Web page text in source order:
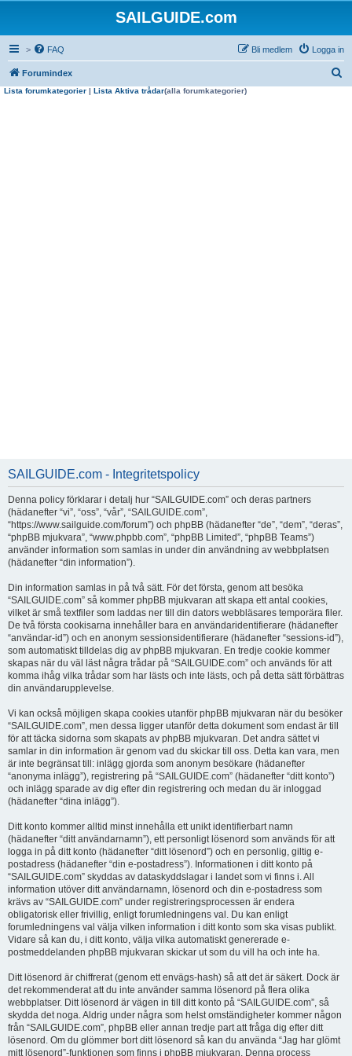
SAILGUIDE.com
> FAQ Logga in
Bli medlem
Forumindex
Lista forumkategorier | Lista Aktiva trådar(alla forumkategorier)
SAILGUIDE.com - Integritetspolicy
Denna policy förklarar i detalj hur “SAILGUIDE.com” och deras partners
(hädanefter “vi”, “oss”, “vår”, “SAILGUIDE.com”,
“https://www.sailguide.com/forum”) och phpBB (hädanefter “de”, “dem”, “deras”,
“phpBB mjukvara”, “www.phpbb.com”, “phpBB Limited”, “phpBB Teams”)
använder information som samlas in under din användning av webbplatsen
(hädanefter “din information”).
Din information samlas in på två sätt. För det första, genom att besöka
“SAILGUIDE.com” så kommer phpBB mjukvaran att skapa ett antal cookies,
vilket är små textfiler som laddas ner till din dators webbläsares temporära filer.
De två första cookisarna innehåller bara en användaridentifierare (hädanefter
“användar-id”) och en anonym sessionsidentifierare (hädanefter “sessions-id”),
som automatiskt tilldelas dig av phpBB mjukvaran. En tredje cookie kommer
skapas när du väl läst några trådar på “SAILGUIDE.com” och används för att
komma ihåg vilka trådar som har lästs och inte lästs, och på detta sätt förbättras
din användarupplevelse.
Vi kan också möjligen skapa cookies utanför phpBB mjukvaran när du besöker
“SAILGUIDE.com”, men dessa ligger utanför detta dokument som endast är till
för att täcka sidorna som skapats av phpBB mjukvaran. Det andra sättet vi
samlar in din information är genom vad du skickar till oss. Detta kan vara, men
är inte begränsat till: inlägg gjorda som anonym besökare (hädanefter
“anonyma inlägg”), registrering på “SAILGUIDE.com” (hädanefter “ditt konto”)
och inlägg sparade av dig efter din registrering och medan du är inloggad
(hädanefter “dina inlägg”).
Ditt konto kommer alltid minst innehålla ett unikt identifierbart namn
(hädanefter “ditt användarnamn”), ett personligt lösenord som används för att
logga in på ditt konto (hädanefter “ditt lösenord”) och en personlig, giltig e-
postadress (hädanefter “din e-postadress”). Informationen i ditt konto på
“SAILGUIDE.com” skyddas av dataskyddslagar i landet som vi finns i. All
information utöver ditt användarnamn, lösenord och din e-postadress som
krävs av “SAILGUIDE.com” under registreringsprocessen är endera
obligatorisk eller frivillig, enligt forumledningens val. Du kan enligt
forumledningens val välja vilken information i ditt konto som ska visas publikt.
Vidare så kan du, i ditt konto, välja vilka automatiskt genererade e-
postmeddelanden phpBB mjukvaran skickar ut som du vill ha och inte ha.
Ditt lösenord är chiffrerat (genom ett envägs-hash) så att det är säkert. Dock är
det rekommenderat att du inte använder samma lösenord på flera olika
webbplatser. Ditt lösenord är vägen in till ditt konto på “SAILGUIDE.com”, så
skydda det noga. Aldrig under några som helst omständigheter kommer någon
från “SAILGUIDE.com”, phpBB eller annan tredje part att fråga dig efter ditt
lösenord. Om du glömmer bort ditt lösenord så kan du använda “Jag har glömt
mitt lösenord”-funktionen som finns i phpBB mjukvaran. Denna process